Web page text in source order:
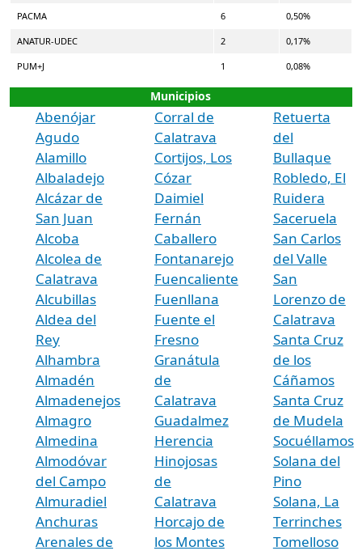
PACMA 6 0,50%
ANATUR-UDEC 2 0,17%
PUM+J 1 0,08%
Municipios
Abenójar
Agudo
Alamillo
Albaladejo
Alcázar de
San Juan
Alcoba
Alcolea de
Calatrava
Alcubillas
Aldea del
Rey
Alhambra
Almadén
Almadenejos
Almagro
Almedina
Almodóvar
del Campo
Almuradiel
Anchuras
Arenales de
Corral de
Calatrava
Cortijos, Los
Cózar
Daimiel
Fernán
Caballero
Fontanarejo
Fuencaliente
Fuenllana
Fuente el
Fresno
Granátula
de
Calatrava
Guadalmez
Herencia
Hinojosas
de
Calatrava
Horcajo de
los Montes
Retuerta
del
Bullaque
Robledo, El
Ruidera
Saceruela
San Carlos
del Valle
San
Lorenzo de
Calatrava
Santa Cruz
de los
Cáñamos
Santa Cruz
de Mudela
Socuéllamos
Solana del
Pino
Solana, La
Terrinches
Tomelloso